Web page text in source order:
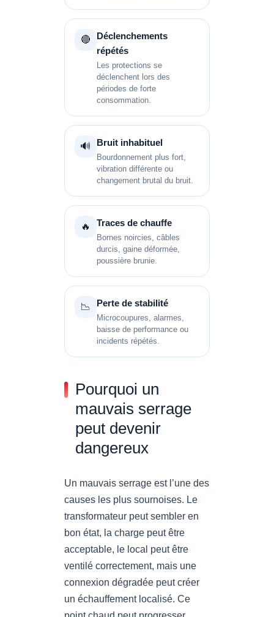
🔴
Déclenchements
répétés
Les protections se
déclenchent lors des
périodes de forte
consommation.
🔊 Bruit inhabituel
Bourdonnement plus fort,
vibration différente ou
changement brutal du bruit.
🔥 Traces de chauffe
Bornes noircies, câbles
durcis, gaine déformée,
poussière brunie.
📉 Perte de stabilité
Microcoupures, alarmes,
baisse de performance ou
incidents répétés.
Pourquoi un
mauvais serrage
peut devenir
dangereux
Un mauvais serrage est l’une des
causes les plus sournoises. Le
transformateur peut sembler en
bon état, la charge peut être
acceptable, le local peut être
ventilé correctement, mais une
connexion dégradée peut créer
un échauffement localisé. Ce